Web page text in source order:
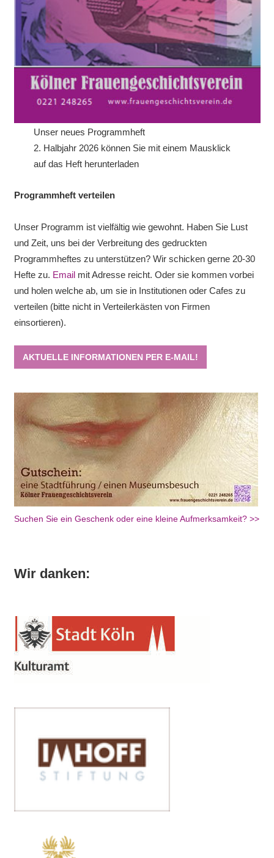
Unser neues Programmheft
2. Halbjahr 2026 können Sie mit einem Mausklick
auf das Heft herunterladen
Programmheft verteilen
Unser Programm ist vielfältig wie gewohnt. Haben Sie Lust
und Zeit, uns bei der Verbreitung des gedruckten
Programmheftes zu unterstützen? Wir schicken gerne 20-30
Hefte zu. Emailmit Adresse reicht. Oder sie kommen vorbei
und holen welche ab, um sie in Institutionen oder Cafes zu
verteilen (bitte nicht in Verteilerkästen von Firmen
einsortieren).
AKTUELLE INFORMATIONEN PER E-MAIL!
Suchen Sie ein Geschenk oder eine kleine Aufmerksamkeit? >>
Wir danken: